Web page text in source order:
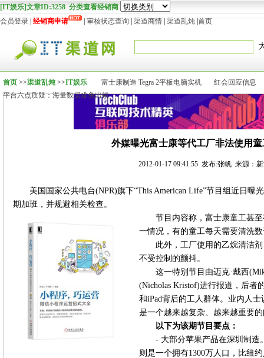
[IT娱乐]文章ID:3258 分类查看经销商
会员登录 经销商申请 审核状态查询 渠道商情 渠道乱炖 首页
首页 >>渠道乱炖>>IT娱乐 富士康制造 Tegra 2平板电脑实机
红会回应信息
平台六点质疑：海量数据难免出错
外媒曝光富士康等代工厂非法使用
2012-01-17 09:41:55 发布:张帆 来源：
美国国家公共电台(NPR)旗下“This American Life”节目组近日曝
期加班，并规避相关检查。
节目内容称，富士康童工甚
一情况，有的童工每天需要清洗
此外，工厂使用的乙烷清洁
不受控制的颤抖。
这一特别节目由迈克·戴西
(Nicholas Kristof)进行报道，后者
和iPad背后的工人群体。业内人
是一个越来越复杂、越来越重要
以下为该期节目要点：
- 大部分苹果产品在深圳制造
则是一个拥有1300万人口，比纽